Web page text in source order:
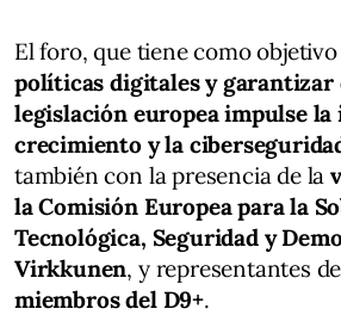
El foro, que tiene como objetivo
políticas digitales y garantizar
legislación europea impulse
crecimiento y la
también con la presencia de la
la Comisión Europea para la
Tecnológica, Seguridad y
Virkkunen, y representantes
miembros del D9+.